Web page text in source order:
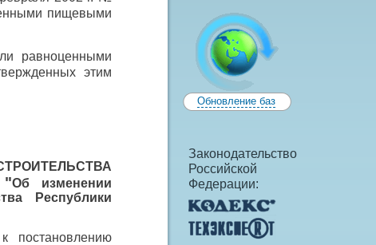
Обновление баз
Законодательство
Российской
Федерации:
пищевыми
равноценными
этим
"Об изменении
Республики
постановлению